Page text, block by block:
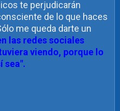
te perjudicarán
de lo que haces
me queda darte un
las redes sociales
viendo, porque lo
sea".